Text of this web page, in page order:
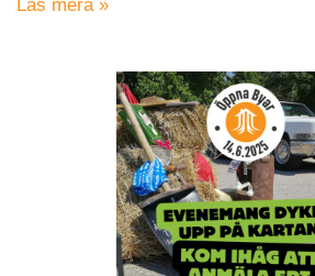
Läs mera »